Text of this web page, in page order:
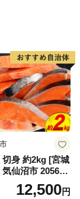
切身 約2kg [宮城
仙沼市 205649
海鮮 訳アリ 規
さけ サケ 鮭切身
12,500円